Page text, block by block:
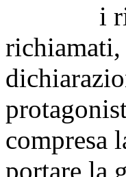
i
compresa
portare la